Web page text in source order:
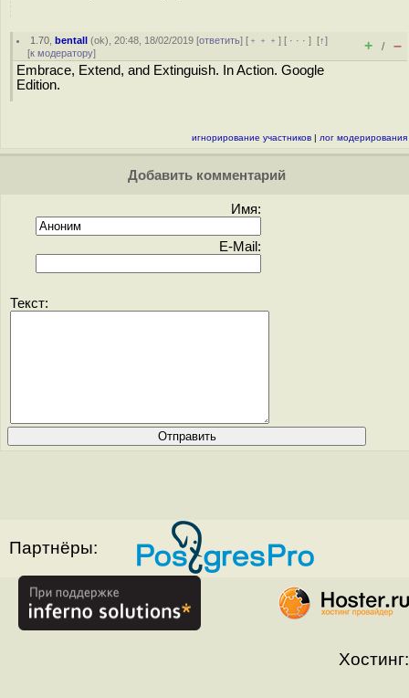
1.70 ,bentall (ok), 20:48, 18/02/2019 [ответить] [ ﹢﹢﹢] [ · · ·][↑]
[к модератору] + / –
Embrace, Extend, and Extinguish. In Action. Google
Edition.
игнорирование участников | лог модерирования
Добавить комментарий
Имя:
E-Mail:
Текст:
Партнёры:
Хостинг: